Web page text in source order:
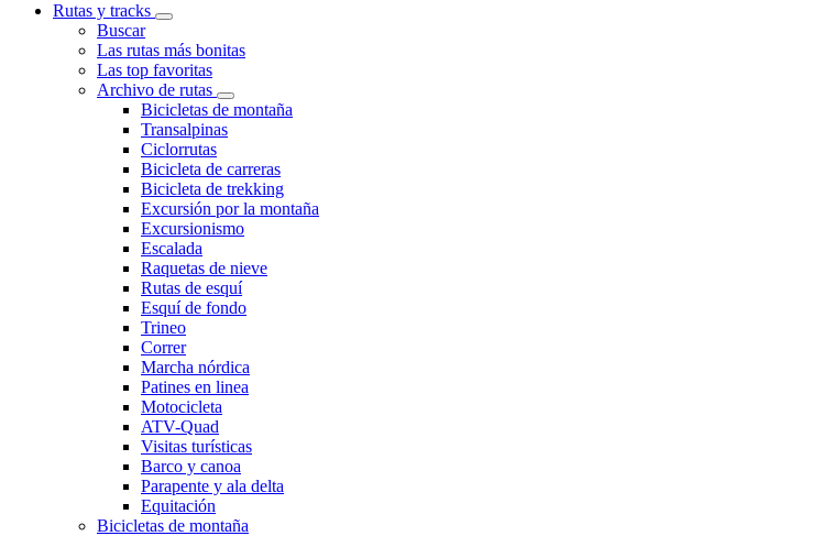
Rutas y tracks
Buscar
Las rutas más bonitas
Las top favoritas
Archivo de rutas
Bicicletas de montaña
Transalpinas
Ciclorrutas
Bicicleta de carreras
Bicicleta de trekking
Excursión por la montaña
Excursionismo
Escalada
Raquetas de nieve
Rutas de esquí
Esquí de fondo
Trineo
Correr
Marcha nórdica
Patines en linea
Motocicleta
ATV-Quad
Visitas turísticas
Barco y canoa
Parapente y ala delta
Equitación
Bicicletas de montaña